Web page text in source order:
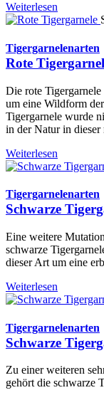
Weiterlesen
Tigergarnelenarten
Rote
Die rote
um eine Wildform
Tigergarnele wurde
in der Natur in dieser
Weiterlesen
Tigergarnelenarten
Schwarze
Eine weitere
schwarze
dieser Art um eine
Weiterlesen
Tigergarnelenarten
Schwarze
Zu einer weiteren
gehört die schwarze